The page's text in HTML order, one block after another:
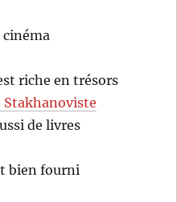
cinéma
riche en trésors
Stakhanoviste
de livres
bien fourni